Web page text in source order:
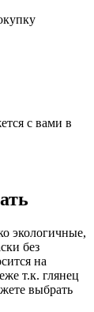
с вами в
экологичные,
без
на
т.к. глянец
выбрать